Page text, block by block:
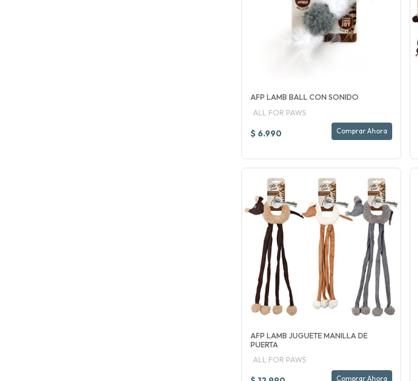
AFP LAMB BALL CON SONIDO
ALL FOR PAWS
$ 6.990 Comprar Ahora
AFP LAMB JUGUETE MANILLA DE
PUERTA
ALL FOR PAWS
Comprar Ahora